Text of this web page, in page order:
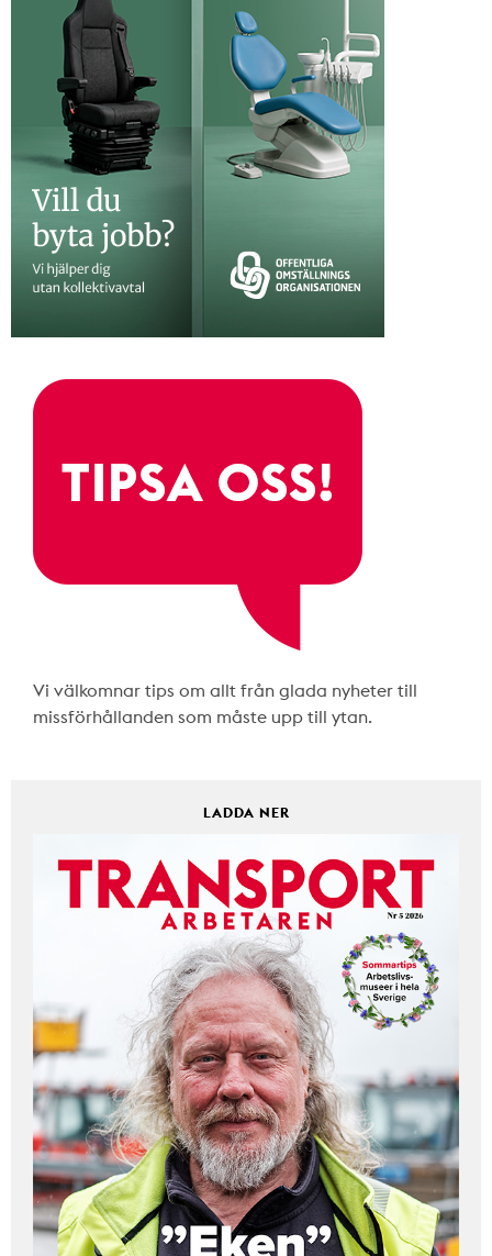
Vi välkomnar tips om allt från glada nyheter till
missförhållanden som måste upp till ytan.
LADDA NER